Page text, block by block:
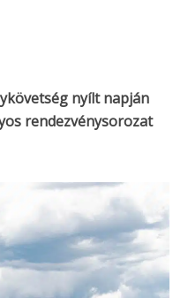
nyílt napján
rendezvénysorozat